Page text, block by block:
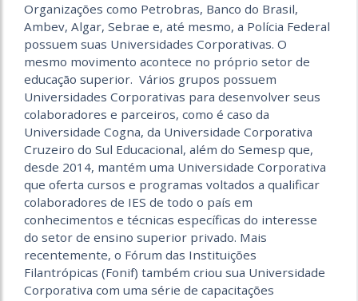
Organizações como Petrobras, Banco do Brasil,
Ambev, Algar, Sebrae e, até mesmo, a Polícia Federal
possuem suas Universidades Corporativas. O
mesmo movimento acontece no próprio setor de
educação superior. Vários grupos possuem
Universidades Corporativas para desenvolver seus
colaboradores e parceiros, como é caso da
Universidade Cogna, da Universidade Corporativa
Cruzeiro do Sul Educacional, além do Semesp que,
desde 2014, mantém uma Universidade Corporativa
que oferta cursos e programas voltados a qualificar
colaboradores de IES de todo o país em
conhecimentos e técnicas específicas do interesse
do setor de ensino superior privado. Mais
recentemente, o Fórum das Instituições
Filantrópicas (Fonif) também criou sua Universidade
Corporativa com uma série de capacitações